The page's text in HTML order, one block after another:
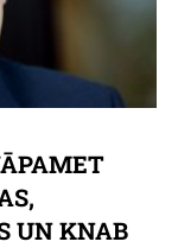
UN KNAB